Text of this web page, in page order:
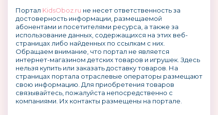
Портал KidsOboz.ru не несет ответственность за
достоверность информации, размещаемой
абонентами и посетителями ресурса, а также за
использование данных, содержащихся на этих веб-
страницах либо найденных по ссылкам с них.
Обращаем внимание, что портал не является
интернет-магазином детских товаров и игрушек. Здесь
нельзя купить или заказать доставку товаров. На
страницах портала отраслевые операторы размещают
свою информацию. Для приобретения товаров
связывайтесь, пожалуйста непосредственно с
компаниями. Их контакты размещены на портале.